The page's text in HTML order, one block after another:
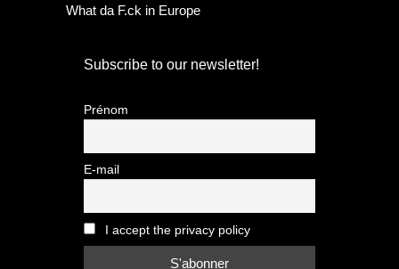
What da F.ck in Europe
Subscribe to our newsletter!
Prénom
E-mail
I accept the privacy policy